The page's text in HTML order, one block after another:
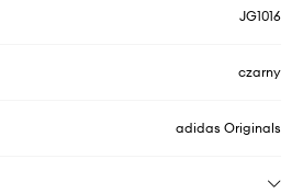
JG1016
czarny
adidas Originals